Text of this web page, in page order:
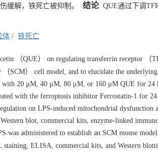
缓解，铁死亡被抑制。
结论QUE通过下调
体 / 铁死亡
（QUE） on regulating transferrin receptor （
SCM） cell model, and to elucidate the
20 μM, 40 μM, 80 μM, or 160 μM QUE for 24
with the ferroptosis inhibitor Ferrostatin-1 for
on LPS-induced mitochondrial dysfunction
blot, commercial kits, enzyme-linked
was administered to establish an SCM mouse
ELISA, commercial kits, and Western